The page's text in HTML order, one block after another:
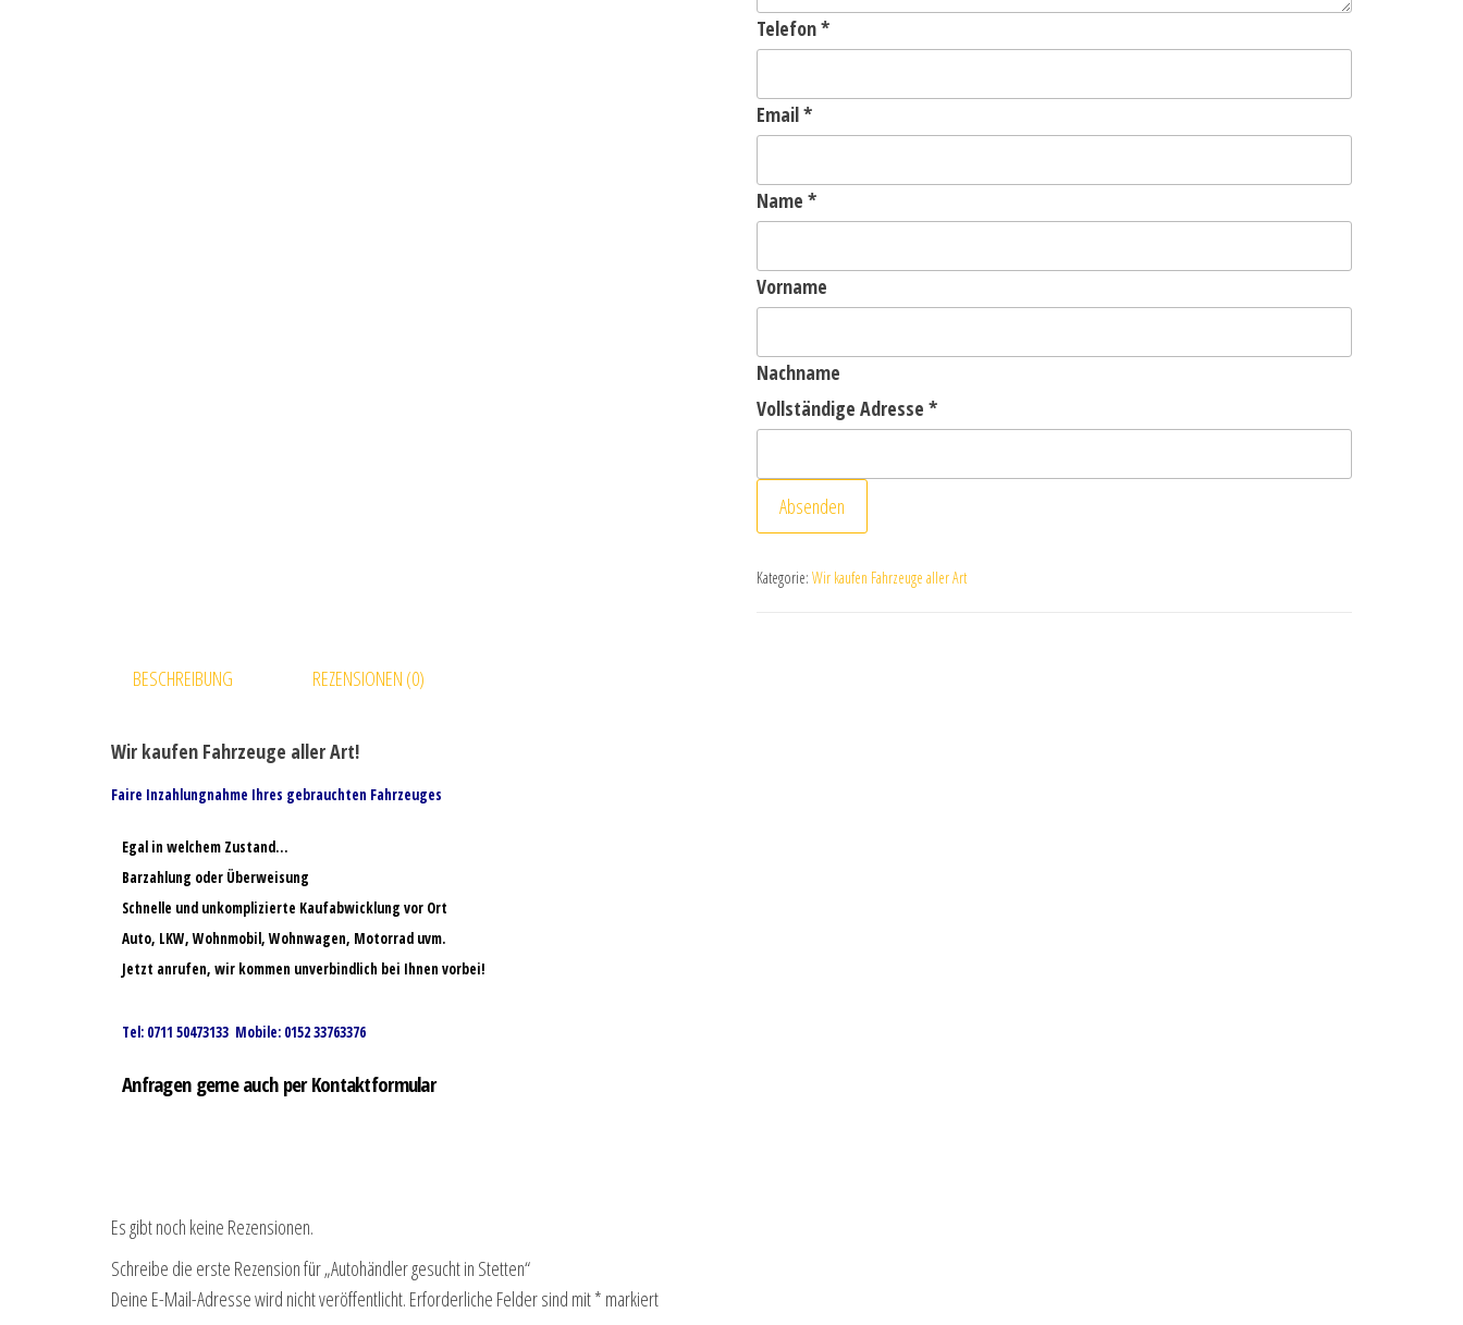
Telefon*
Email*
Name *
Vorname
Nachname
Vollständige Adresse *
Absenden
Kategorie: Wir kaufen Fahrzeuge aller Art
BESCHREIBUNG REZENSIONEN (0)
Wir kaufen Fahrzeuge aller Art!
Faire Inzahlungnahme Ihres gebrauchten Fahrzeuges
Egal in welchem Zustand…
Barzahlung oder Überweisung
Schnelle und unkomplizierte Kaufabwicklung vor Ort
Auto, LKW, Wohnmobil, Wohnwagen, Motorrad uvm.
Jetzt anrufen, wir kommen unverbindlich bei Ihnen vorbei!
Tel: 0711 50473133 Mobile: 0152 33763376
Anfragen gerne auch per Kontaktformular
Es gibt noch keine Rezensionen.
Schreibe die erste Rezension für „Autohändler gesucht in Stetten“
Deine E-Mail-Adresse wird nicht veröffentlicht. Erforderliche Felder sind mit* markiert